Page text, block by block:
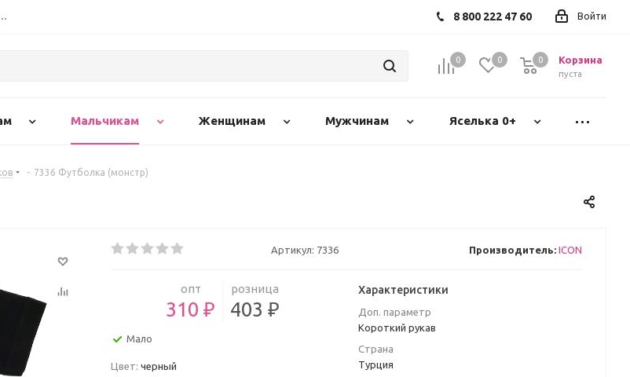
Войти
8 800 222 47 60
0 0 Корзина
пуста
0
Мальчикам Женщинам Мужчинам Яселька 0+
- 7336 Футболка (монстр)
Артикул: 7336 Производитель: ICON
опт
310 ₽
розница
403 ₽
Мало
Цвет: черный
Характеристики
Доп. параметр
Короткий рукав
Страна
Турция